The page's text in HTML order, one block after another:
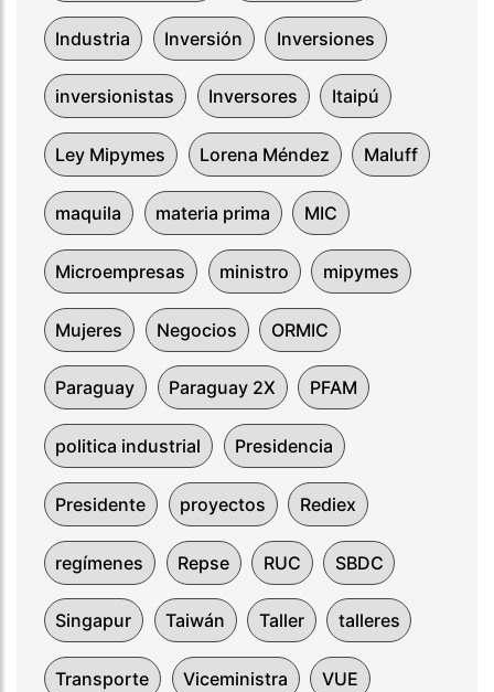
Industria Inversión Inversiones
inversionistas Inversores Itaipú
Ley Mipymes Lorena Méndez Maluff
maquila materia prima MIC
Microempresas ministro mipymes
Mujeres Negocios ORMIC
Paraguay Paraguay 2X PFAM
politica industrial Presidencia
Presidente proyectos Rediex
regímenes Repse RUC SBDC
Singapur Taiwán Taller talleres
Transporte Viceministra VUE